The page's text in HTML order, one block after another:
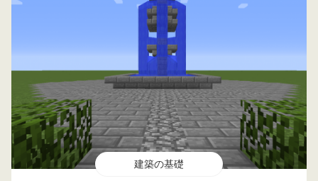
建築の基礎